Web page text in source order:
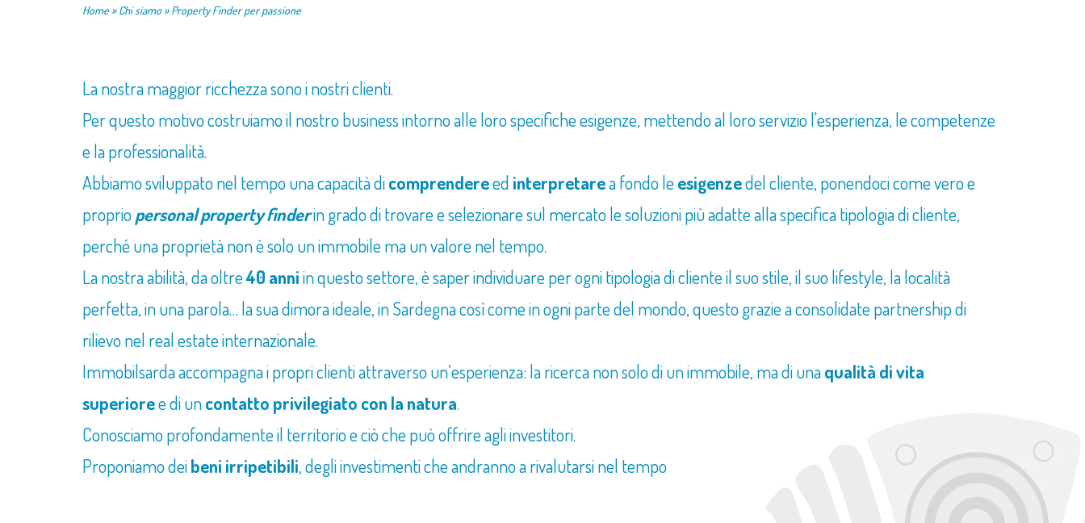
Home» Chi siamo » Property Finder per passione
La nostra maggior ricchezza sono i nostri clienti.
Per questo motivo costruiamo il nostro business intorno alle loro specifiche esigenze, mettendo al loro servizio l'esperienza, le competenze
e la professionalità.
Abbiamo sviluppato nel tempo una capacità dicomprendereed interpretarea fondo leesigenzedel cliente, ponendoci come vero e
propriopersonalpropertyfinderin grado di trovare e selezionare sul mercato le soluzioni più adatte alla specifica tipologia di cliente,
perché una proprietà non è solo un immobile ma un valore nel tempo.
La nostra abilità, da oltre40 anniin questo settore, è saper individuare per ogni tipologia di cliente il suo stile, il suo lifestyle, la località
perfetta, in una parola… la sua dimora ideale, in Sardegna così come in ogni parte del mondo, questo grazie a consolidate partnership di
rilievo nel real estate internazionale.
Immobilsarda accompagna i propri clienti attraverso un’esperienza: la ricerca non solo di un immobile, ma di unaqualità di vita
superioree di uncontatto privilegiato con la natura.
Conosciamo profondamente il territorio e ciò che può offrire agli investitori.
Proponiamo deibeni irripetibili, degli investimenti che andranno a rivalutarsi nel tempo